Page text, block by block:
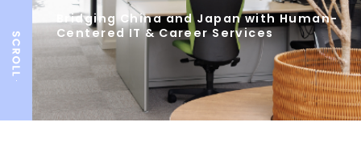
Bridging China and Japan with Human-
Centered IT & Career Services